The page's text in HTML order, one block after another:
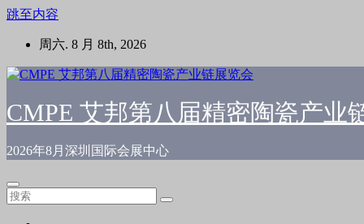
跳至内容
周六. 8 月 8th, 2026
CMPE 艾邦第八届精密陶瓷产业
2026年8月深圳国际会展中心